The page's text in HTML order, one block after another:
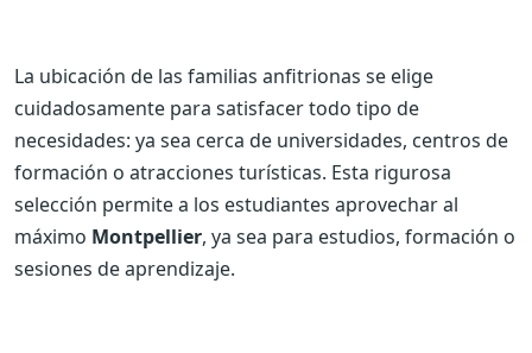
La ubicación de las familias anfitrionas se elige
cuidadosamente para satisfacer todo tipo de
necesidades: ya sea cerca de universidades, centros de
formación o atracciones turísticas. Esta rigurosa
selección permite a los estudiantes aprovechar al
máximo Montpellier, ya sea para estudios, formación o
sesiones de aprendizaje.